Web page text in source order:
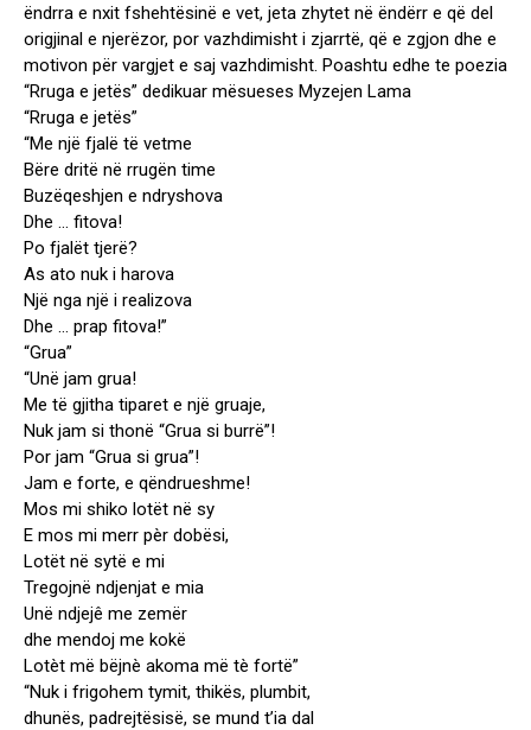
ëndrra e nxit fshehtësinë e vet, jeta zhytet në ëndërr e që del
origjinal e njerëzor, por vazhdimisht i zjarrtë, që e zgjon dhe e
motivon për vargjet e saj vazhdimisht. Poashtu edhe te poezia
“Rruga e jetës” dedikuar mësueses Myzejen Lama
“Rruga e jetës”
“Me një fjalë të vetme
Bëre dritë në rrugën time
Buzëqeshjen e ndryshova
Dhe … fitova!
Po fjalët tjerë?
As ato nuk i harova
Një nga një i realizova
Dhe … prap fitova!”
“Grua”
“Unë jam grua!
Me të gjitha tiparet e një gruaje,
Nuk jam si thonë “Grua si burrë”!
Por jam “Grua si grua”!
Jam e forte, e qëndrueshme!
Mos mi shiko lotët në sy
E mos mi merr pèr dobësi,
Lotët në sytë e mi
Tregojnë ndjenjat e mia
Unë ndjejê me zemër
dhe mendoj me kokë
Lotèt më bëjnè akoma më tè fortë”
“Nuk i frigohem tymit, thikës, plumbit,
dhunës, padrejtësisë, se mund t’ia dal